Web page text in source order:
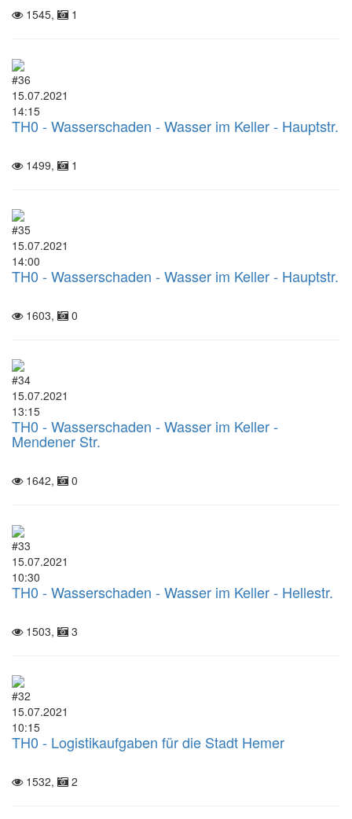
1545, 1
#36
15.07.2021
14:15
TH0 - Wasserschaden - Wasser im Keller - Hauptstr.
1499, 1
#35
15.07.2021
14:00
TH0 - Wasserschaden - Wasser im Keller - Hauptstr.
1603, 0
#34
15.07.2021
13:15
TH0 - Wasserschaden - Wasser im Keller -
Mendener Str.
1642, 0
#33
15.07.2021
10:30
TH0 - Wasserschaden - Wasser im Keller - Hellestr.
1503, 3
#32
15.07.2021
10:15
TH0 - Logistikaufgaben für die Stadt Hemer
1532, 2